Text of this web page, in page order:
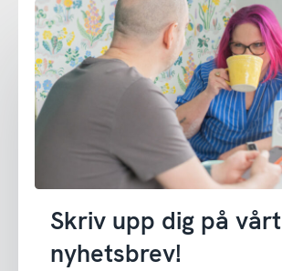
Skriv upp dig på vårt
nyhetsbrev!